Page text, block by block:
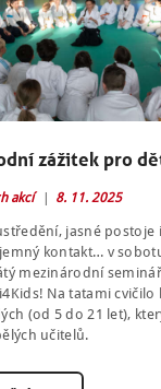
zážitek pro
akcí 8. 11. 2025
jasné postoje
kontakt… v
mezinárodní
Na tatami cvičilo
(od 5 do 21 let),
učitelů.